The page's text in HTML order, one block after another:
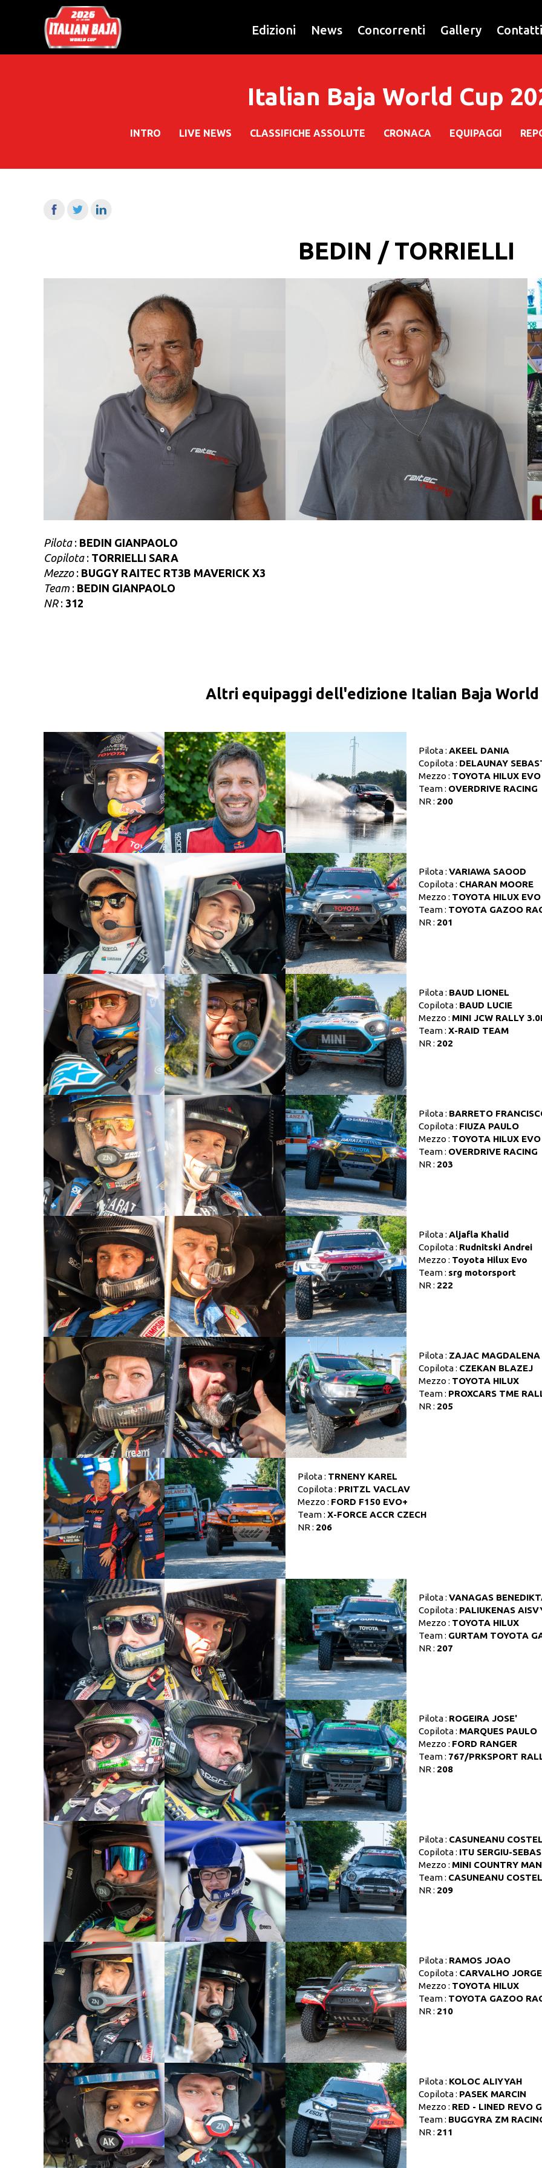
Edizioni News Concorrenti Gallery Contatti
Italian Baja World Cup
INTRO LIVE NEWS CLASSIFICHE ASSOLUTE CRONACA EQUIPAGGI
BEDIN / TORRIELLI
Pilota: BEDIN GIANPAOLO
Copilota: TORRIELLI SARA
Mezzo: BUGGY RAITEC RT3B MAVERICK X3
Team : BEDIN GIANPAOLO
NR: 312
Altri equipaggi dell'edizione Italian Baja World
Pilota : AKEEL DANIA
Copilota : DELAUNAY
Mezzo : TOYOTA HILUX EVO
Team : OVERDRIVE RACING
NR : 200
Pilota : VARIAWA SAOOD
Copilota : CHARAN MOORE
Mezzo : TOYOTA HILUX EVO
Team : TOYOTA GAZOO
NR : 201
Pilota : BAUD LIONEL
Copilota : BAUD LUCIE
Mezzo : MINI JCW RALLY
Team : X-RAID TEAM
NR : 202
Pilota : BARRETO
Copilota : FIUZA PAULO
Mezzo : TOYOTA HILUX EVO
Team : OVERDRIVE RACING
NR : 203
Pilota : Aljafla Khalid
Copilota : Rudnitski Andrei
Mezzo : Toyota Hilux Evo
Team : srg motorsport
NR : 222
Pilota : ZAJAC MAGDALENA
Copilota : CZEKAN BLAZEJ
Mezzo : TOYOTA HILUX
Team : PROXCARS TME
NR : 205
Pilota : TRNENY KAREL
Copilota : PRITZL VACLAV
Mezzo : FORD F150 EVO+
Team : X-FORCE ACCR CZECH
NR : 206
Pilota : VANAGAS
Copilota : PALIUKENAS
Mezzo : TOYOTA HILUX
Team : GURTAM TOYOTA
NR : 207
Pilota : ROGEIRA JOSE'
Copilota : MARQUES PAULO
Mezzo : FORD RANGER
Team : 767/PRKSPORT
NR : 208
Pilota : CASUNEANU
Copilota : ITU SERGIU-
Mezzo : MINI COUNTRY
Team : CASUNEANU COSTEL
NR : 209
Pilota : RAMOS JOAO
Copilota : CARVALHO JORGE
Mezzo : TOYOTA HILUX
Team : TOYOTA GAZOO
NR : 210
Pilota : KOLOC ALIYYAH
Copilota : PASEK MARCIN
Mezzo : RED - LINED REVO
Team : BUGGYRA ZM
NR : 211